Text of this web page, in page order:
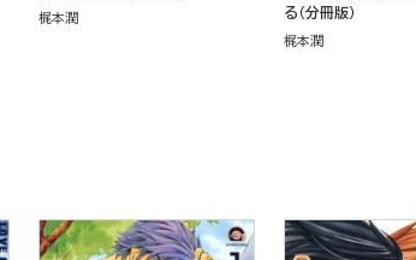
梶本潤
る（分冊版）
梶本潤